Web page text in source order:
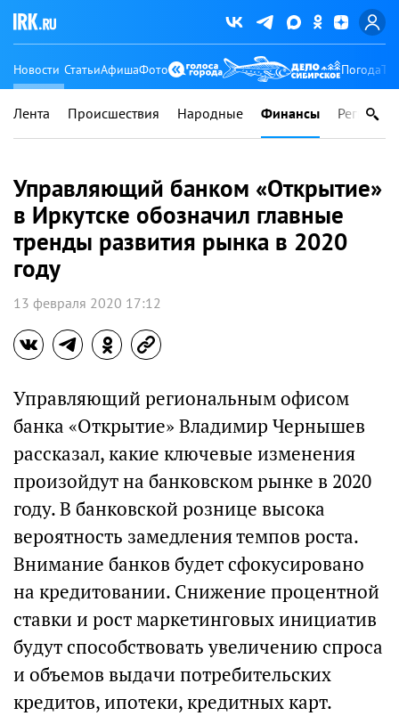
Новости СтатьиАфишаФото Погода
Лента Происшествия Народные Финансы Регионы
Управляющий банком «Открытие»
в Иркутске обозначил главные
тренды развития рынка в 2020
году
13 февраля 2020 17:12
Управляющий региональным офисом
банка «Открытие» Владимир Чернышев
рассказал, какие ключевые изменения
произойдут на банковском рынке в 2020
году. В банковской рознице высока
вероятность замедления темпов роста.
Внимание банков будет сфокусировано
на кредитовании. Снижение процентной
ставки и рост маркетинговых инициатив
будут способствовать увеличению спроса
и объемов выдачи потребительских
кредитов, ипотеки, кредитных карт.